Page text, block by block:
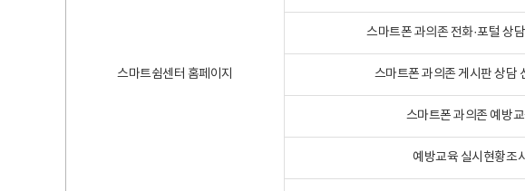
스마트쉼센터 홈페이지
스마트폰 과의존 전화·포털 상
스마트폰 과의존 게시판 상담
스마트폰 과의존 예방
예방교육 실시현황조